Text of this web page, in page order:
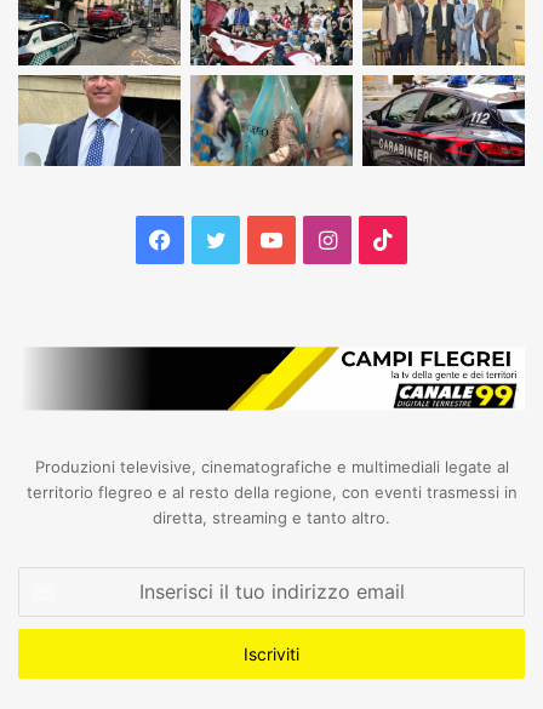
Facebook
TwitterYouTubeInstagram
Produzioni televisive, cinematografiche e multimediali legate al
territorio flegreo e al resto della regione, con eventi trasmessi in
diretta, streaming e tanto altro.
tuo
email